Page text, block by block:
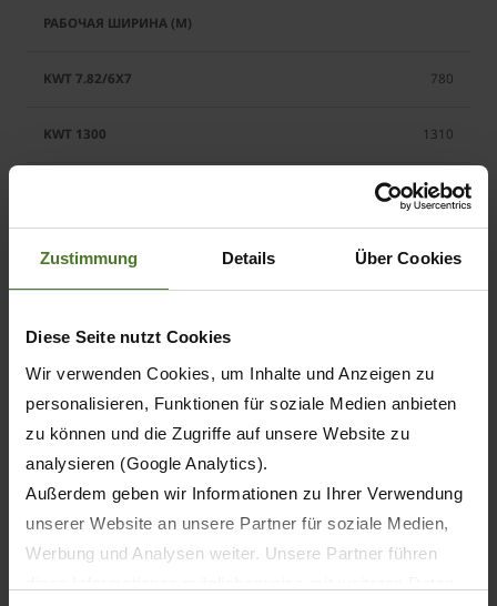
Zustimmung Details Über Cookies
Diese Seite nutzt Cookies
Wir verwenden Cookies, um Inhalte und Anzeigen zu
personalisieren, Funktionen für soziale Medien anbieten
zu können und die Zugriffe auf unsere Website zu
analysieren (Google Analytics).
Außerdem geben wir Informationen zu Ihrer Verwendung
unserer Website an unsere Partner für soziale Medien,
Werbung und Analysen weiter. Unsere Partner führen
780
1310
1530
12
18